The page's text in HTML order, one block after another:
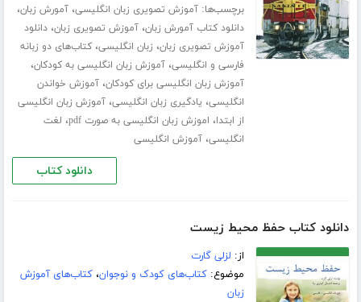
برچسب‌ها:آموزش تصویری زبان انگلیسی،آمورش زبان،
دانلود کتاب آمورش زبان،آموزش تصویری زبان،دانلود
آموزش تصویری زبان، زبان انگلیسی،کتاب‌های دو زبانه
فارسی و انگلیسی،آموزش زبان انگلیسی به کودکان،
آموزش زبان انگلیسی برای کودکان،آموزش خواندن
انگلیسی، یادگیری زبان انگلیسی،آموزش زبان انگلیسی
از ابتدا، اموزش زبان انگلیسی به صورت pdf ، لغت
انگلیسی،آموزش انگلیسی
دانلود کتاب
دانلود کتاب حفظ محیط زیست
از: لزلی گارت
موضوع:کتاب‌های کودک و نوجوان،کتاب‌های آموزش
زبان